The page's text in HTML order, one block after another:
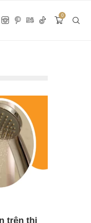
0
trên thị